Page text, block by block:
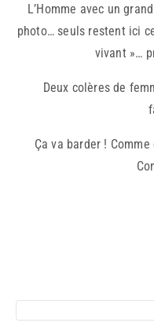
L’Homme avec un
photo… seuls restent ici
vivant »…
Deux colères de
Ça va barder !
–